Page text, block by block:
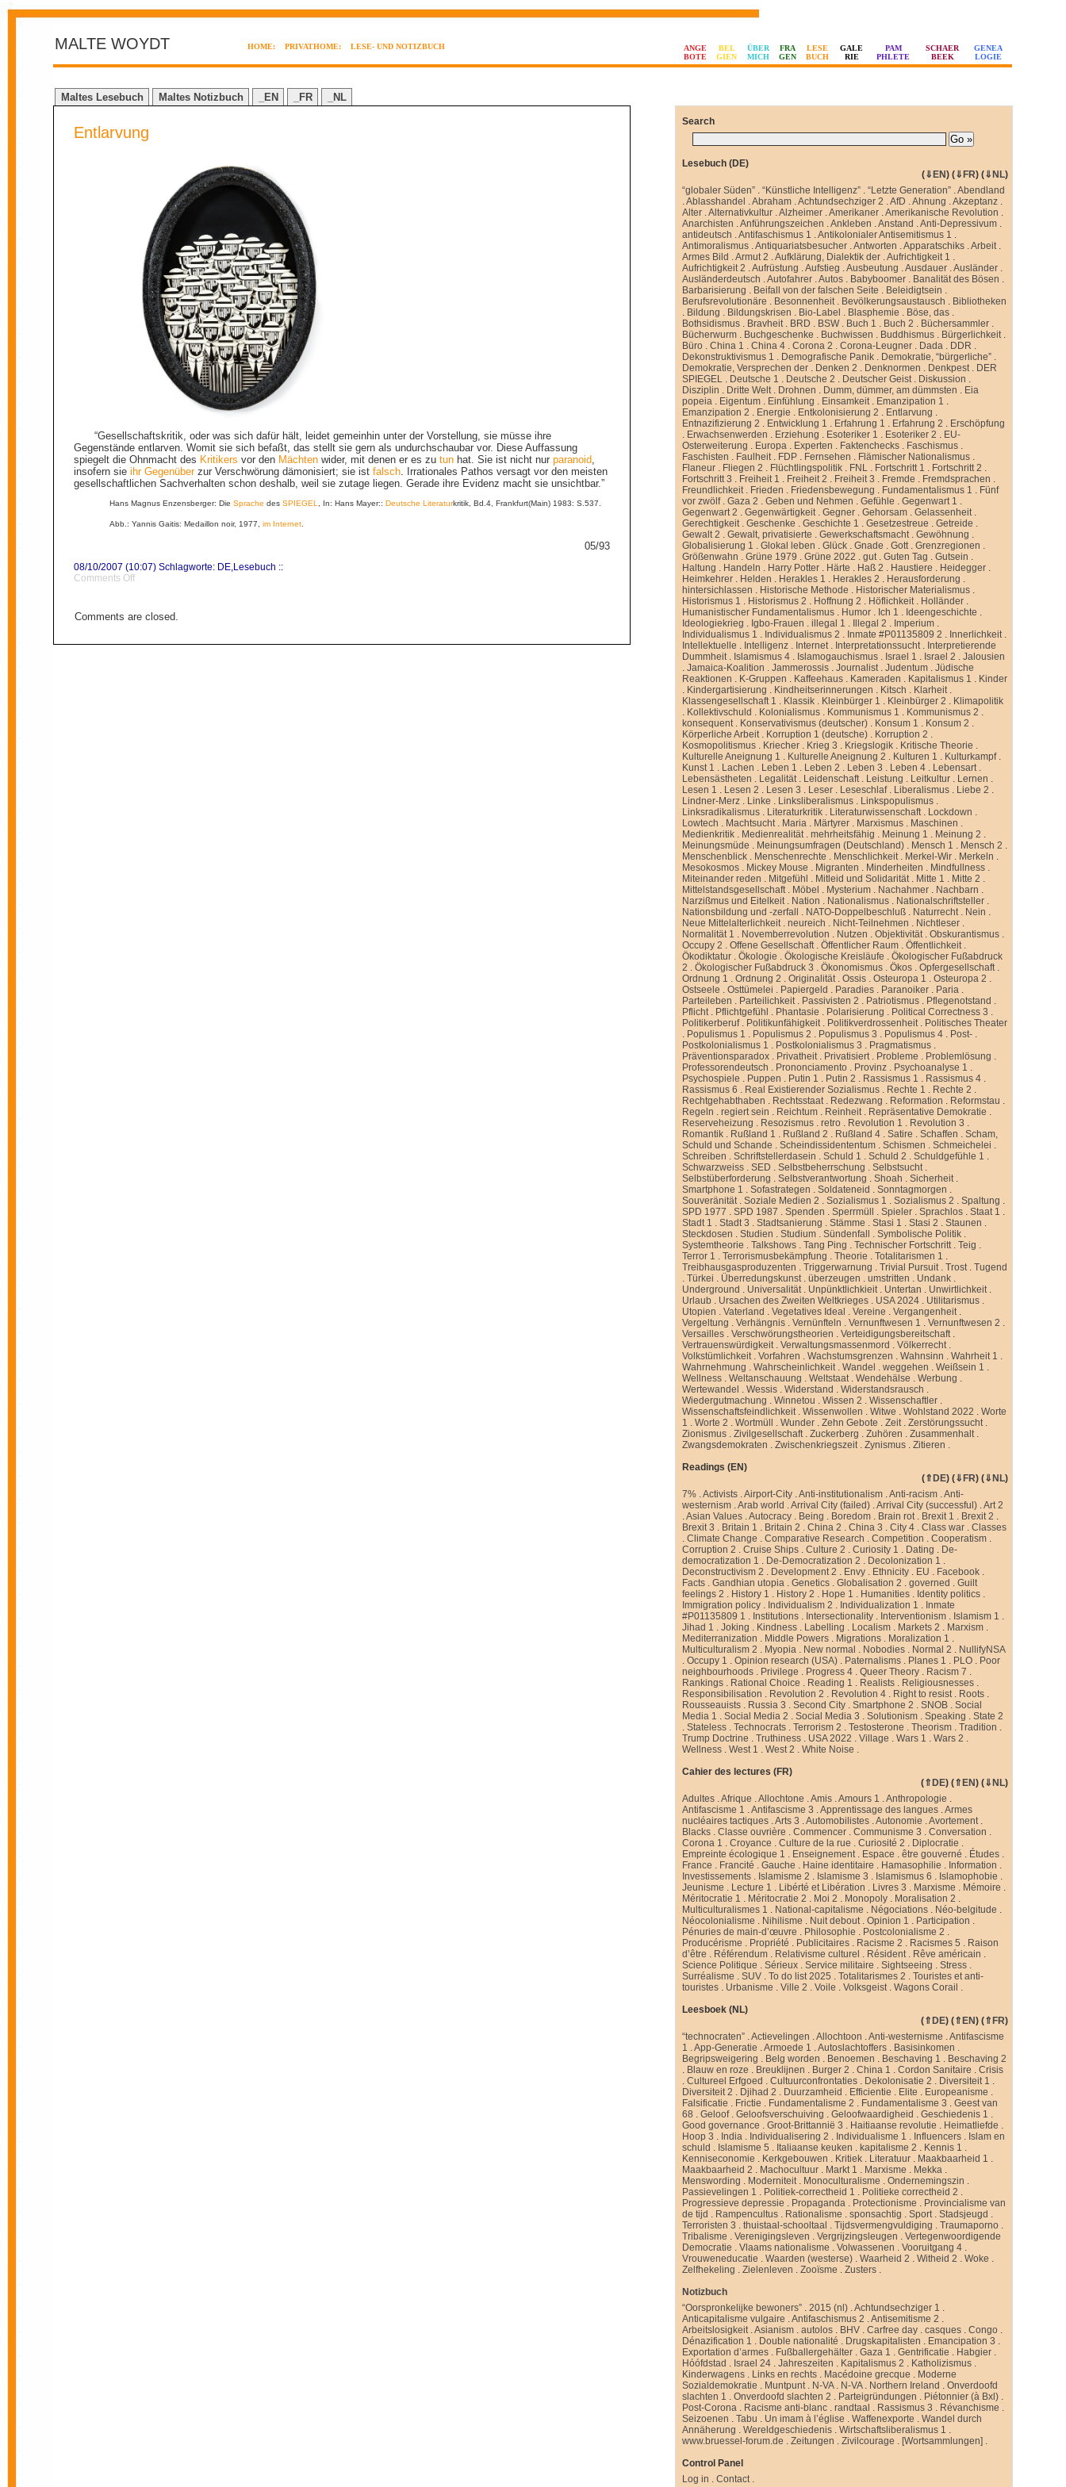
MALTE WOYDT HOME: PRIVATHOME: LESE- UND NOTIZBUCH
ANGE
BOTE
BEL
GIEN
ÜBER
MICH
FRA
GEN
LESE
BUCH
GALE
RIE
PAM
PHLETE
SCHAER
BEEK
GENEA
LOGIE
Maltes Lesebuch Maltes Notizbuch _EN _FR _NL
Entlarvung
“Gesellschaftskritik, oder was sich dafür hält, leidet gemeinhin unter der Vorstellung, sie müsse ihre
Gegenstände entlarven. Womit sie sich befaßt, das stellt sie gern als undurchschaubar vor. Diese Auffassung
spiegelt die Ohnmacht des Kritikers vor den Mächten wider, mit denen er es zutun hat. Sie ist nicht nurparanoid
insofern sieihr Gegenüberzur Verschwörung dämonisiert; sie istfalsch . Irrationales Pathos versagt vor den meisten
gesellschaftlichen Sachverhalten schon deshalb, weil sie zutage liegen. Gerade ihre Evidenz macht sie unsichtbar.”
Hans Magnus Enzensberger: Die Sprache des SPIEGEL , In: Hans Mayer:: Deutsche Literaturkritik, Bd.4, Frankfurt(Main) 1983: S.537.
Abb.: Yannis Gaitis: Medaillon noir, 1977, im Internet.
05/93
08/10/2007 (10:07) Schlagworte: DE Lesebuch ::
Comments Offon
Comments are closed.
Search
Lesebuch (DE)
(⇓EN) (⇓FR) (⇓NL)
“globaler Süden” .“Künstliche Intelligenz” .“Letzte Generation” .Abendland
.Ablasshandel .Abraham .Achtundsechziger 2 .AfD .Ahnung .Akzeptanz .
Alter .Alternativkultur .Alzheimer .Amerikaner .Amerikanische Revolution .
Anarchisten .Anführungszeichen .Ankleben .Anstand .Anti-Depressivum .
antideutsch .Antifaschismus 1 .Antikolonialer Antisemitismus 1 .
Antimoralismus .Antiquariatsbesucher .Antworten .Apparatschiks .Arbeit.
Armes Bild .Armut 2 .Aufklärung, Dialektik der .Aufrichtigkeit 1 .
Aufrichtigkeit 2 .Aufrüstung .Aufstieg .Ausbeutung .Ausdauer .Ausländer .
Ausländerdeutsch .Autofahrer .Autos . Babyboomer . Banalität des Bösen .
Barbarisierung . Beifall von der falschen Seite . Beleidigtsein .
Berufsrevolutionäre . Besonnenheit. Bevölkerungsaustausch . Bibliotheken
. Bildung . Bildungskrisen . Bio-Label . Blasphemie . Böse, das .
Bothsidismus . Bravheit. BRD . BSW. Buch 1 . Buch 2 . Büchersammler .
Bücherwurm . Buchgeschenke . Buchwissen . Buddhismus . Bürgerlichkeit.
Büro .China 1 .China 4 .Corona 2 .Corona-Leugner . Dada . DDR .
Dekonstruktivismus 1 . Demografische Panik . Demokratie, “bürgerliche” .
Demokratie, Versprechen der . Denken 2 . Denknormen . Denkpest. DER
SPIEGEL . Deutsche 1 . Deutsche 2 . Deutscher Geist. Diskussion .
Disziplin . Dritte Welt. Drohnen . Dumm, dümmer, am dümmsten . Eia
popeia . Eigentum . Einfühlung . Einsamkeit. Emanzipation 1 .
Emanzipation 2 . Energie . Entkolonisierung 2 . Entlarvung .
Entnazifizierung 2 . Entwicklung 1 . Erfahrung 1 . Erfahrung 2 . Erschöpfung
. Erwachsenwerden . Erziehung . Esoteriker 1 . Esoteriker 2 . EU-
Osterweiterung . Europa . Experten . Faktenchecks . Faschismus .
Faschisten . Faulheit. FDP . Fernsehen . Flämischer Nationalismus .
Flaneur . Fliegen 2 . Flüchtlingspolitik . FNL . Fortschritt 1 . Fortschritt 2 .
Fortschritt 3 . Freiheit 1 . Freiheit 2 . Freiheit 3 . Fremde . Fremdsprachen .
Freundlichkeit. Frieden . Friedensbewegung . Fundamentalismus 1 . Fünf
vor zwölf.Gaza 2 .Geben und Nehmen .Gefühle .Gegenwart 1 .
Gegenwart 2 .Gegenwärtigkeit.Gegner .Gehorsam .Gelassenheit.
Gerechtigkeit.Geschenke .Geschichte 1 .Gesetzestreue .Getreide .
Gewalt 2 .Gewalt, privatisierte .Gewerkschaftsmacht.Gewöhnung .
Globalisierung 1 .Glokal leben .Glück .Gnade .Gott.Grenzregionen .
Größenwahn .Grüne 1979 .Grüne 2022 .gut.Guten Tag .Gutsein .
Haltung . Handeln . Harry Potter . Härte . Haß 2 . Haustiere . Heidegger .
Heimkehrer . Helden . Herakles 1 . Herakles 2 . Herausforderung .
hintersichlassen . Historische Methode . Historischer Materialismus .
Historismus 1 . Historismus 2 . Hoffnung 2 . Höflichkeit. Holländer .
Humanistischer Fundamentalismus . Humor . Ich 1 . Ideengeschichte .
Ideologiekrieg . Igbo-Frauen .illegal 1 . Illegal 2 . Imperium .
Individualismus 1 . Individualismus 2 . Inmate #P01135809 2 . Innerlichkeit.
Intellektuelle . Intelligenz . Internet. Interpretationssucht. Interpretierende
Dummheit. Islamismus 4 . Islamogauchismus . Israel 1 . Israel 2 .Jalousien
.Jamaica-Koalition .Jammerossis .Journalist.Judentum .Jüdische
Reaktionen . K-Gruppen . Kaffeehaus . Kameraden . Kapitalismus 1 . Kinder
. Kindergartisierung . Kindheitserinnerungen . Kitsch . Klarheit.
Klassengesellschaft 1 . Klassik . Kleinbürger 1 . Kleinbürger 2 . Klimapolitik
. Kollektivschuld . Kolonialismus . Kommunismus 1 . Kommunismus 2 .
konsequent. Konservativismus (deutscher) . Konsum 1 . Konsum 2 .
Körperliche Arbeit. Korruption 1 (deutsche) . Korruption 2 .
Kosmopolitismus . Kriecher . Krieg 3 . Kriegslogik . Kritische Theorie .
Kulturelle Aneignung 1 . Kulturelle Aneignung 2 . Kulturen 1 . Kulturkampf.
Kunst 1 . Lachen . Leben 1 . Leben 2 . Leben 3 . Leben 4 . Lebensart.
Lebensästheten . Legalität. Leidenschaft. Leistung . Leitkultur . Lernen .
Lesen 1 . Lesen 2 . Lesen 3 . Leser . Leseschlaf. Liberalismus . Liebe 2 .
Lindner-Merz . Linke . Linksliberalismus . Linkspopulismus .
Linksradikalismus . Literaturkritik . Literaturwissenschaft. Lockdown .
Lowtech . Machtsucht. Maria . Märtyrer . Marxismus . Maschinen .
Medienkritik . Medienrealität.mehrheitsfähig . Meinung 1 . Meinung 2 .
Meinungsmüde . Meinungsumfragen (Deutschland) . Mensch 1 . Mensch 2 .
Menschenblick . Menschenrechte . Menschlichkeit. Merkel-Wir . Merkeln .
Mesokosmos . Mickey Mouse . Migranten . Minderheiten . Mindfullness .
Miteinander reden . Mitgefühl . Mitleid und Solidarität. Mitte 1 . Mitte 2 .
Mittelstandsgesellschaft. Möbel . Mysterium . Nachahmer . Nachbarn .
Narzißmus und Eitelkeit. Nation . Nationalismus . Nationalschriftsteller .
Nationsbildung und -zerfall
. NATO-Doppelbeschluß . Naturrecht. Nein .
Neue Mittelalterlichkeit.neureich . Nicht-Teilnehmen . Nichtleser .
Normalität 1 . Novemberrevolution . Nutzen .Objektivität.Obskurantismus .
Occupy 2 .Offene Gesellschaft.Öffentlicher Raum .Öffentlichkeit.
Ökodiktatur .Ökologie .Ökologische Kreisläufe .Ökologischer Fußabdruck
2 .Ökologischer Fußabdruck 3 .Ökonomismus .Ökos .Opfergesellschaft.
Ordnung 1 .Ordnung 2 .Originalität.Ossis .Osteuropa 1 .Osteuropa 2 .
Ostseele .Osttümelei . Papiergeld . Paradies . Paranoiker . Paria .
Parteileben . Parteilichkeit. Passivisten 2 . Patriotismus . Pflegenotstand .
Pflicht. Pflichtgefühl . Phantasie . Polarisierung . Political Correctness 3 .
Politikerberuf. Politikunfähigkeit. Politikverdrossenheit. Politisches Theater
. Populismus 1 . Populismus 2 . Populismus 3 . Populismus 4 . Post- .
Postkolonialismus 1 . Postkolonialismus 3 . Pragmatismus .
Präventionsparadox . Privatheit. Privatisiert. Probleme . Problemlösung .
Professorendeutsch . Prononciamento . Provinz . Psychoanalyse 1 .
Psychospiele . Puppen . Putin 1 . Putin 2 . Rassismus 1 . Rassismus 4 .
Rassismus 6 . Real Existierender Sozialismus . Rechte 1 . Rechte 2 .
Rechtgehabthaben . Rechtsstaat. Redezwang . Reformation . Reformstau .
Regeln .regiert sein . Reichtum . Reinheit. Repräsentative Demokratie .
Reserveheizung . Resozismus .retro . Revolution 1 . Revolution 3 .
Romantik . Rußland 1 . Rußland 2 . Rußland 4 .Satire .Schaffen .Scham,
Schuld und Schande .Scheindissidententum .Schismen .Schmeichelei .
Schreiben .Schriftstellerdasein .Schuld 1 .Schuld 2 .Schuldgefühle 1 .
Schwarzweiss .SED .Selbstbeherrschung .Selbstsucht.
Selbstüberforderung .Selbstverantwortung .Shoah .Sicherheit.
Smartphone 1 .Sofastrategen .Soldateneid .Sonntagmorgen .
Souveränität.Soziale Medien 2 .Sozialismus 1 .Sozialismus 2 .Spaltung .
SPD 1977 .SPD 1987 .Spenden .Sperrmüll .Spieler .Sprachlos .Staat 1 .
Stadt 1 .Stadt 3 .Stadtsanierung .Stämme .Stasi 1 .Stasi 2 .Staunen .
Steckdosen .Studien .Studium .Sündenfall .Symbolische Politik .
Systemtheorie .Talkshows .Tang Ping .Technischer Fortschritt.Teig .
Terror 1 .Terrorismusbekämpfung .Theorie .Totalitarismen 1 .
Treibhausgasproduzenten .Triggerwarnung .Trivial Pursuit.Trost.Tugend
.Türkei . Überredungskunst.überzeugen .umstritten . Undank .
Underground . Universalität. Unpünktlichkieit. Untertan . Unwirtlichkeit.
Urlaub . Ursachen des Zweiten Weltkrieges . USA 2024 . Utilitarismus .
Utopien .Vaterland .Vegetatives Ideal .Vereine .Vergangenheit.
Vergeltung .Verhängnis .Vernünfteln .Vernunftwesen 1 .Vernunftwesen 2 .
Versailles .Verschwörungstheorien .Verteidigungsbereitschaft.
Vertrauenswürdigkeit.Verwaltungsmassenmord .Völkerrecht.
Volkstümlichkeit.Vorfahren .Wachstumsgrenzen .Wahnsinn .Wahrheit 1 .
Wahrnehmung .Wahrscheinlichkeit.Wandel .weggehen .Weißsein 1 .
Wellness .Weltanschauung .Weltstaat.Wendehälse .Werbung .
Wertewandel .Wessis .Widerstand .Widerstandsrausch .
Wiedergutmachung .Winnetou .Wissen 2 .Wissenschaftler .
Wissenschaftsfeindlichkeit.Wissenwollen .Witwe .Wohlstand 2022 .Worte
1 .Worte 2 .Wortmüll .Wunder .Zehn Gebote .Zeit.Zerstörungssucht.
Zionismus .Zivilgesellschaft.Zuckerberg .Zuhören .Zusammenhalt.
Zwangsdemokraten .Zwischenkriegszeit.Zynismus .Zitieren .
Readings (EN)
(⇑DE) (⇓FR) (⇓NL)
7% .Activists .Airport-City .Anti-institutionalism .Anti-racism .Anti-
westernism .Arab world .Arrival City (failed) .Arrival City (successful) .Art 2
.Asian Values .Autocracy . Being . Boredom . Brain rot. Brexit 1 . Brexit 2 .
Brexit 3 . Britain 1 . Britain 2 .China 2 .China 3 .City 4 .Class war .Classes
.Climate Change .Comparative Research .Competition .Cooperatism .
Corruption 2 .Cruise Ships .Culture 2 .Curiosity 1 . Dating . De-
democratization 1 . De-Democratization 2 . Decolonization 1 .
Deconstructivism 2 . Development 2 . Envy . Ethnicity . EU . Facebook .
Facts .Gandhian utopia .Genetics .Globalisation 2 .governed .Guilt
feelings 2 . History 1 . History 2 . Hope 1 . Humanities . Identity politics .
Immigration policy . Individualism 2 . Individualization 1 . Inmate
#P01135809 1 . Institutions . Intersectionality . Interventionism . Islamism 1 .
Jihad 1 .Joking . Kindness . Labelling . Localism . Markets 2 . Marxism .
Mediterranization . Middle Powers . Migrations . Moralization 1 .
Multiculturalism 2 . Myopia . New normal . Nobodies . Normal 2 . NullifyNSA
.Occupy 1 .Opinion research (USA) . Paternalisms . Planes 1 . PLO . Poor
neighbourhoods . Privilege . Progress 4 .Queer Theory . Racism 7 .
Rankings . Rational Choice . Reading 1 . Realists . Religiousnesses .
Responsibilisation . Revolution 2 . Revolution 4 . Right to resist. Roots .
Rousseauists . Russia 3 .Second City .Smartphone 2 .SNOB .Social
Media 1 .Social Media 2 .Social Media 3 .Solutionism .Speaking .State 2
.Stateless .Technocrats .Terrorism 2 .Testosterone .Theorism .Tradition .
Trump Doctrine .Truthiness . USA 2022 .Village .Wars 1 .Wars 2 .
Wellness .West 1 .West 2 .White Noise .
Cahier des lectures (FR)
(⇑DE) (⇑EN) (⇓NL)
Adultes .Afrique .Allochtone .Amis .Amours 1 .Anthropologie .
Antifascisme 1 .Antifascisme 3 .Apprentissage des langues .Armes
nucléaires tactiques .Arts 3 .Automobilistes .Autonomie .Avortement.
Blacks .Classe ouvrière .Commencer .Communisme 3 .Conversation .
Corona 1 .Croyance .Culture de la rue .Curiosité 2 . Diplocratie .
Empreinte écologique 1 . Enseignement. Espace .être gouverné . Études .
France . Francité .Gauche . Haine identitaire . Hamasophilie . Information .
Investissements . Islamisme 2 . Islamisme 3 . Islamismus 6 . Islamophobie .
Jeunisme . Lecture 1 . Libérté et Libération . Livres 3 . Marxisme . Mémoire .
Méritocratie 1 . Méritocratie 2 . Moi 2 . Monopoly . Moralisation 2 .
Multiculturalismes 1 . National-capitalisme . Négociations . Néo-belgitude .
Néocolonialisme . Nihilisme . Nuit debout.Opinion 1 . Participation .
Pénuries de main-d’œuvre . Philosophie . Postcolonialisme 2 .
Producérisme . Propriété . Publicitaires . Racisme 2 . Racismes 5 . Raison
d’être . Référendum . Relativisme culturel . Résident. Rêve américain .
Science Politique .Sérieux .Service militaire .Sightseeing .Stress .
Surréalisme .SUV .To do list 2025 .Totalitarismes 2 .Touristes et anti-
touristes . Urbanisme .Ville 2 .Voile .Volksgeist.Wagons Corail .
Leesboek (NL)
(⇑DE) (⇑EN) (⇑FR)
“technocraten” .Actievelingen .Allochtoon .Anti-westernisme .Antifascisme
1 .App-Generatie .Armoede 1 .Autoslachtoffers . Basisinkomen .
Begripsweigering . Belg worden . Benoemen . Beschaving 1 . Beschaving 2
. Blauw en roze . Breuklijnen . Burger 2 .China 1 .Cordon Sanitaire .Crisis
.Cultureel Erfgoed .Cultuurconfrontaties . Dekolonisatie 2 . Diversiteit 1 .
Diversiteit 2 . Djihad 2 . Duurzamheid . Efficientie . Elite . Europeanisme .
Falsificatie . Frictie . Fundamentalisme 2 . Fundamentalisme 3 .Geest van
68 .Geloof.Geloofsverschuiving .Geloofwaardigheid .Geschiedenis 1 .
Good governance .Groot-Brittannië 3 . Haitiaanse revolutie . Heimatliefde .
Hoop 3 . India . Individualisering 2 . Individualisme 1 . Influencers . Islam en
schuld . Islamisme 5 . Italiaanse keuken . kapitalisme 2 . Kennis 1 .
Kenniseconomie . Kerkgebouwen . Kritiek . Literatuur . Maakbaarheid 1 .
Maakbaarheid 2 . Machocultuur . Markt 1 . Marxisme . Mekka .
Menswording . Moderniteit. Monoculturalisme .Ondernemingszin .
Passievelingen 1 . Politiek-correctheid 1 . Politieke correctheid 2 .
Progressieve depressie . Propaganda . Protectionisme . Provincialisme van
de tijd . Rampencultus . Rationalisme .sponsachtig .Sport.Stadsjeugd .
Terroristen 3 .thuistaal-schooltaal .Tijdsvermengvuldiging .Traumaporno .
Tribalisme .Verenigingsleven .Vergrijzingsleugen .Vertegenwoordigende
Democratie .Vlaams nationalisme .Volwassenen .Vooruitgang 4 .
Vrouweneducatie .Waarden (westerse) .Waarheid 2 .Witheid 2 .Woke .
Zelfhekeling .Zielenleven .Zooïsme .Zusters .
Notizbuch
“Oorspronkelijke bewoners” .2015 (nl) .Achtundsechziger 1 .
Anticapitalisme vulgaire .Antifaschismus 2 .Antisemitisme 2 .
Arbeitslosigkeit.Asianism .autolos . BHV .Carfree day .casques .Congo .
Dénazification 1 . Double nationalité . Drugskapitalisten . Emancipation 3 .
Exportation d’armes . Fußballergehälter .Gaza 1 .Gentrificatie . Habgier .
Hóófdstad . Israel 24 .Jahreszeiten . Kapitalismus 2 . Katholizismus .
Kinderwagens . Links en rechts . Macédoine grecque . Moderne
Sozialdemokratie . Muntpunt. N-VA. N-VA. Northern Ireland .Onverdoofd
slachten 1 .Onverdoofd slachten 2 . Parteigründungen . Piétonnier (à Bxl) .
Post-Corona . Racisme anti-blanc .randtaal . Rassismus 3 . Révanchisme .
Seizoenen .Tabu . Un imam à l’église .Waffenexporte .Wandel durch
Annäherung .Wereldgeschiedenis .Wirtschaftsliberalismus 1 .
www.bruessel-forum.de .Zeitungen .Zivilcourage . [Wortsammlungen] .
Control Panel
Log in .Contact.